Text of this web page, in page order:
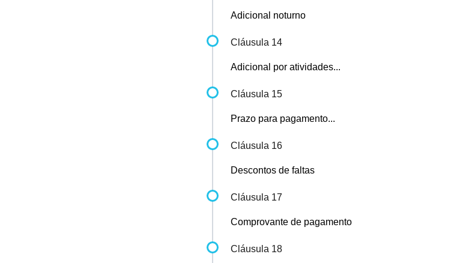
Adicional noturno
Cláusula 14
Adicional por atividades...
Cláusula 15
Prazo para pagamento...
Cláusula 16
Descontos de faltas
Cláusula 17
Comprovante de pagamento
Cláusula 18